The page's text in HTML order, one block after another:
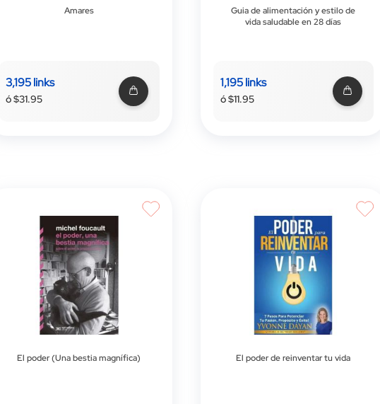
Amares
3,195 links
ó $31.95
Guia de alimentación y estilo de
vida saludable en 28 días
1,195 links
ó $11.95
El poder (Una bestia magnífica) El poder de reinventar tu vida